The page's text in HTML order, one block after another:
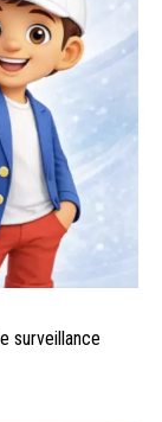
surveillance